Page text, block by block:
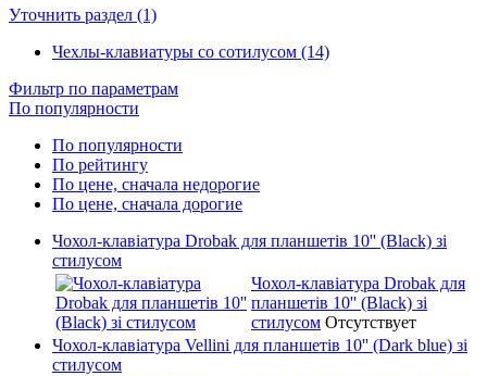
Уточнить раздел (1)
Чехлы-клавиатуры со сотилусом (14)
Фильтр по параметрам
По популярности
По популярности
По рейтингу
По цене, сначала недорогие
По цене, сначала дорогие
Чохол-клавіатура Drobak для планшетів 10'' (Black) зі
стилусом
Чохол-клавіатура Drobak для
планшетів 10'' (Black) зі
стилусом Отсутствует
Чохол-клавіатура Vellini для планшетів 10'' (Dark blue) зі
стилусом